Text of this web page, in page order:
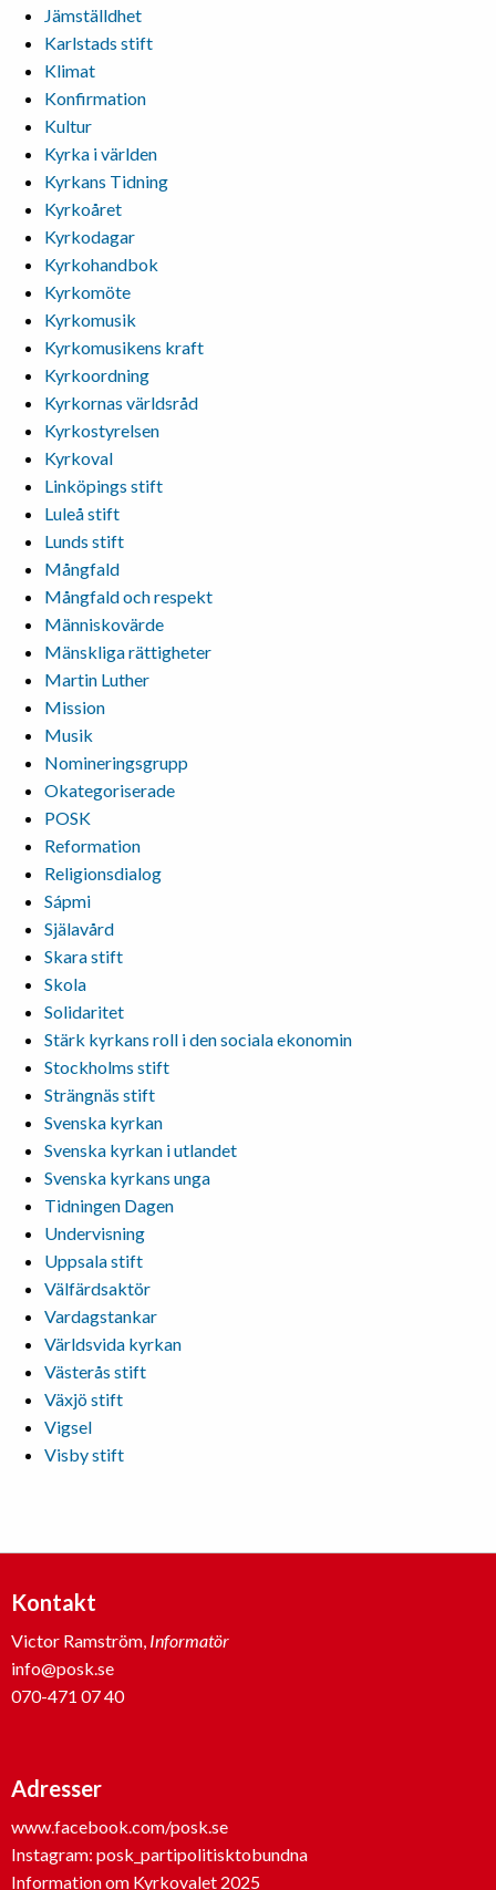
Jämställdhet
Karlstads stift
Klimat
Konfirmation
Kultur
Kyrka i världen
Kyrkans Tidning
Kyrkoåret
Kyrkodagar
Kyrkohandbok
Kyrkomöte
Kyrkomusik
Kyrkomusikens kraft
Kyrkoordning
Kyrkornas världsråd
Kyrkostyrelsen
Kyrkoval
Linköpings stift
Luleå stift
Lunds stift
Mångfald
Mångfald och respekt
Människovärde
Mänskliga rättigheter
Martin Luther
Mission
Musik
Nomineringsgrupp
Okategoriserade
POSK
Reformation
Religionsdialog
Sápmi
Själavård
Skara stift
Skola
Solidaritet
Stärk kyrkans roll i den sociala ekonomin
Stockholms stift
Strängnäs stift
Svenska kyrkan
Svenska kyrkan i utlandet
Svenska kyrkans unga
Tidningen Dagen
Undervisning
Uppsala stift
Välfärdsaktör
Vardagstankar
Världsvida kyrkan
Västerås stift
Växjö stift
Vigsel
Visby stift
Kontakt
Victor Ramström, Informatör
info@posk.se
070-471 07 40
Adresser
www.facebook.com/posk.se
Instagram: posk_partipolitisktobundna
Information om Kyrkovalet 2025